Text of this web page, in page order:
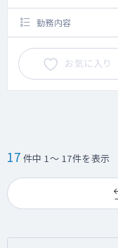
勤務内容
お気に入り
17 件中 1～ 17件を表示